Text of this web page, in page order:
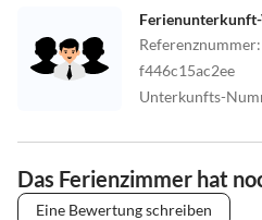
Referenznummer:
f446c15ac2ee
Unterkunfts-
Das Ferienzimmer hat
Eine Bewertung schreiben